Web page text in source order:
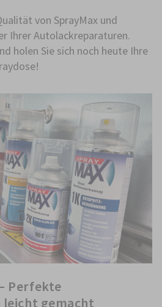
von SprayMax und
Ihrer Autolackreparaturen.
holen Sie sich noch heute Ihre
Perfekte
leicht gemacht